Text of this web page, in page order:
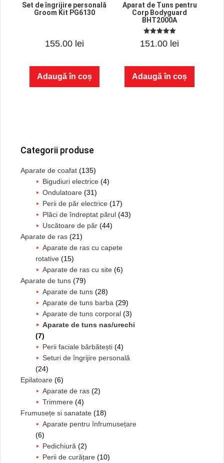
Set de îngrijire personală
Groom Kit PG6130
0
o
5
155.00 lei
Adaugă în coș
Aparat de Tuns pentru
Corp Bodyguard
BHT2000A
5.00
out of 5
151.00 lei
Adaugă în coș
Categorii produse
Aparate de coafat (135)
Bigudiuri electrice (4)
Ondulatoare (31)
Perii de păr electrice (17)
Plăci de îndreptat părul (43)
Uscătoare de păr (44)
Aparate de ras (21)
Aparate de ras cu capete
rotative (15)
Aparate de ras cu site (6)
Aparate de tuns (79)
Aparate de tuns (28)
Aparate de tuns barba (29)
Aparate de tuns corporal (3)
Aparate de tuns nas/urechi
(7)
Perii faciale bărbătești (4)
Seturi de îngrijire personală
(24)
Epilatoare (6)
Aparate de ras (2)
Trimmere (4)
Frumusețe si sanatate (18)
Aparate pentru înfrumusețare
(6)
Pedichiură (2)
Perii de curățare (10)